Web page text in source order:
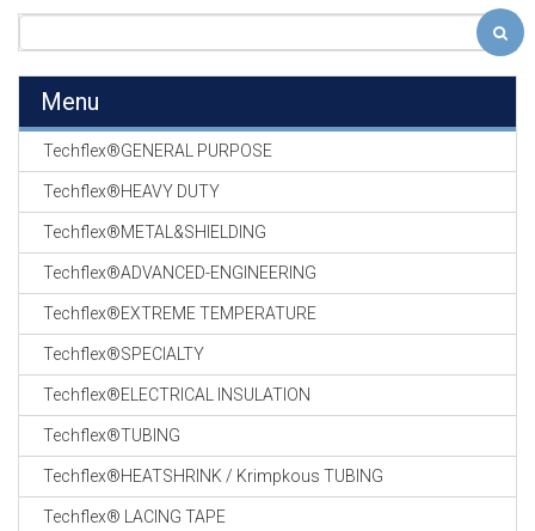
Menu
Techflex®GENERAL PURPOSE
Techflex®HEAVY DUTY
Techflex®METAL&SHIELDING
Techflex®ADVANCED-ENGINEERING
Techflex®EXTREME TEMPERATURE
Techflex®SPECIALTY
Techflex®ELECTRICAL INSULATION
Techflex®TUBING
Techflex®HEATSHRINK / Krimpkous TUBING
Techflex® LACING TAPE